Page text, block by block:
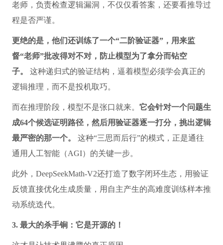
老师，负责检查逻辑漏洞，不仅仅看答案，还要看推导过
程是否严谨。
更绝的是，他们还训练了一个“二阶验证器”，用来监
督“老师”批改得对不对，防止模型为了拿分而钻空
子。
这种递归式的验证结构，逼着模型必须学会真正的
逻辑推理，而不是投机取巧。
而在推理阶段，模型不是张口就来。 它会针对一个问题生
成64个候选证明路径，然后用验证器逐一打分，挑出逻辑
最严密的那一个。
这种“三思而后行”的模式，正是通往
通用人工智能（AGI）的关键一步。
此外，DeepSeekMath-V2还打造了数字闭环生态，用验证
反馈直接优化生成质量，用自主产生的高难度训练样本推
动系统迭代。
3. 最大的杀手锏：它是开源的！